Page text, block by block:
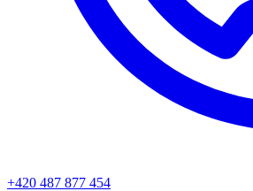
+420 487 877 454